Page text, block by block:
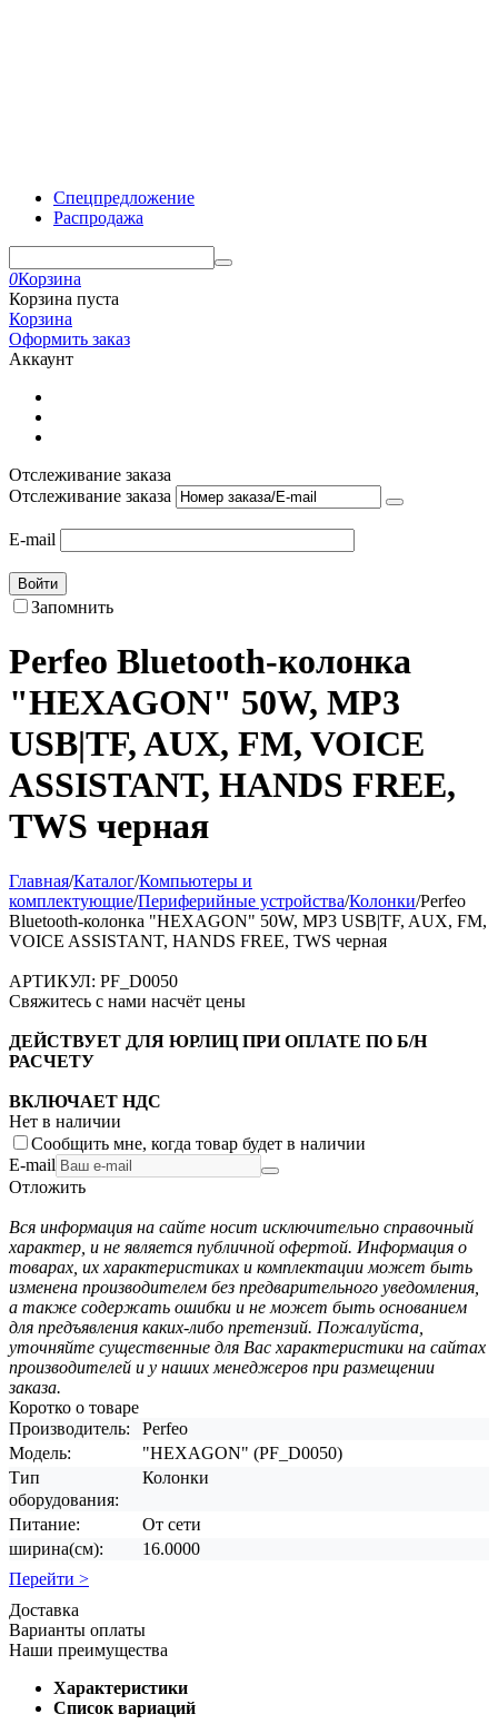
Спецпредложение
Распродажа
0Корзина
Корзина пуста
Корзина
Оформить заказ
Аккаунт
Отслеживание заказа
Отслеживание заказа
E-mail
Войти
Запомнить
Perfeo Bluetooth-колонка
"HEXAGON" 50W, MP3
USB|TF, AUX, FM, VOICE
ASSISTANT, HANDS FREE,
TWS черная
Главная/Каталог/Компьютеры и
комплектующие/Периферийные устройства/Колонки/Perfeo
Bluetooth-колонка "HEXAGON" 50W, MP3 USB|TF, AUX, FM,
VOICE ASSISTANT, HANDS FREE, TWS черная
АРТИКУЛ: PF_D0050
Свяжитесь с нами насчёт цены
ДЕЙСТВУЕТ ДЛЯ ЮРЛИЦ ПРИ ОПЛАТЕ ПО Б/Н
РАСЧЕТУ
ВКЛЮЧАЕТ НДС
Нет в наличии
Сообщить мне, когда товар будет в наличии
E-mail
Отложить
Вся информация на сайте носит исключительно справочный
характер, и не является публичной офертой. Информация о
товарах, их характеристиках и комплектации может быть
изменена производителем без предварительного уведомления,
а также содержать ошибки и не может быть основанием
для предъявления каких-либо претензий. Пожалуйста,
уточняйте существенные для Вас характеристики на сайтах
производителей и у наших менеджеров при размещении
заказа.
Коротко о товаре
Производитель:
Perfeo
Модель:
"HEXAGON" (PF_D0050)
Тип
оборудования:
Колонки
Питание:
От сети
ширина(см):
16.0000
Перейти >
Доставка
Варианты оплаты
Наши преимущества
Характеристики
Список вариаций